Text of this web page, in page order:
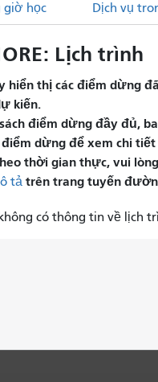
giờ học Dịch vụ
Lịch trình
hiển thị các điểm dừng
kiến.
điểm dừng đầy đủ,
điểm dừng để xem chi
thời gian thực, vui
tả trên trang tuyến
có thông tin về lịch